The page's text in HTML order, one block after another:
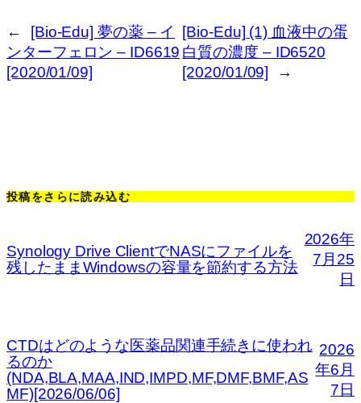
←
[Bio-Edu] 夢の薬 – イ
ンターフェロン – ID6619
[2020/01/09]
[Bio-Edu] (1) 血液中の蛋
白質の濃度 – ID6520
[2020/01/09]
→
投稿をさらに読み込む
Synology Drive ClientでNASにファイルを
残したままWindowsの容量を節約する方法
2026年
7月25
日
CTDはどのような医薬品関連手続きに使われ
るのか
(NDA,BLA,MAA,IND,IMPD,MF,DMF,BMF,AS
MF)[2026/06/06]
2026
年6月
7日